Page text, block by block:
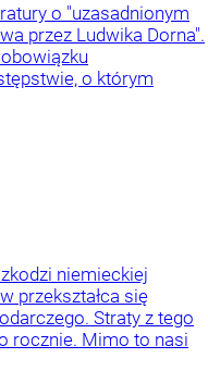
o "uzasadnionym
przez Ludwika Dorna".
obowiązku
o którym
niemieckiej
przekształca się
Straty z tego
rocznie. Mimo to nasi